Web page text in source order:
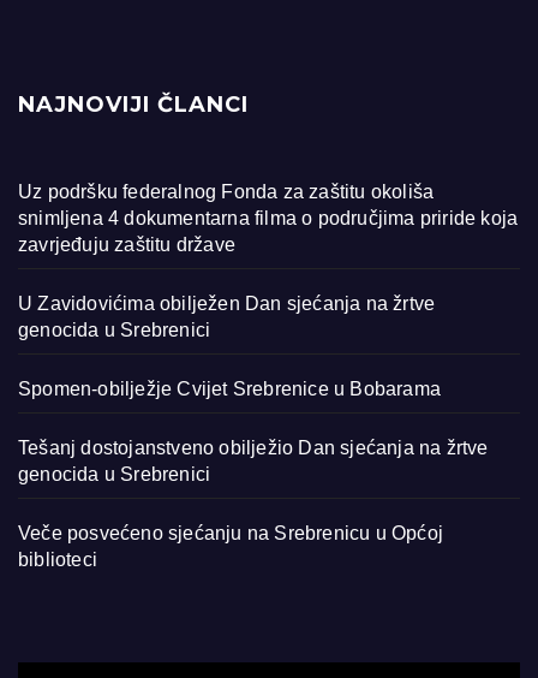
NAJNOVIJI ČLANCI
Uz podršku federalnog Fonda za zaštitu okoliša
snimljena 4 dokumentarna filma o područjima priride koja
zavrjeđuju zaštitu države
U Zavidovićima obilježen Dan sjećanja na žrtve
genocida u Srebrenici
Spomen-obilježje Cvijet Srebrenice u Bobarama
Tešanj dostojanstveno obilježio Dan sjećanja na žrtve
genocida u Srebrenici
Veče posvećeno sjećanju na Srebrenicu u Općoj
biblioteci